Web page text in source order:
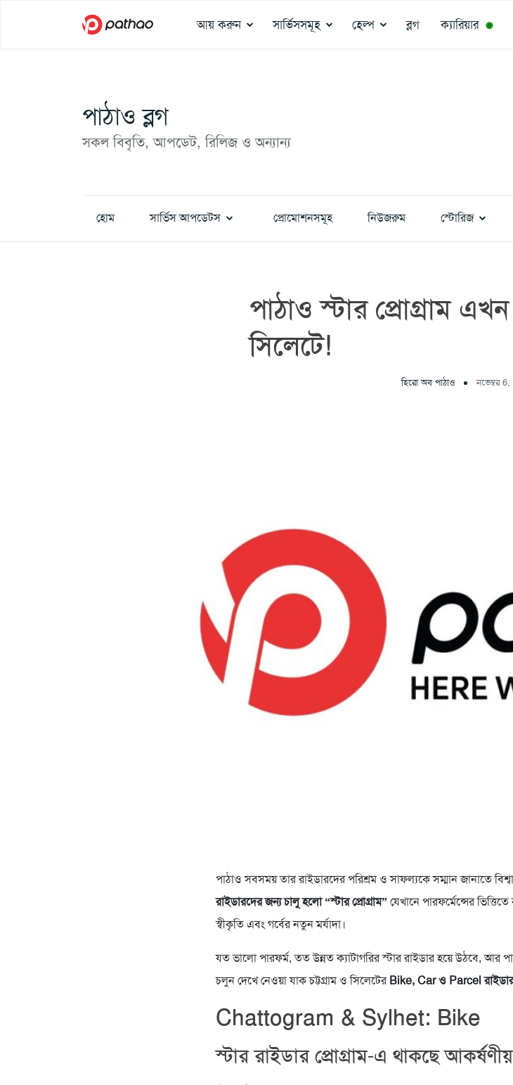
আয় করুন সার্ভিসসমূহ হেল্প ব্লগ ক্যারিয়ার ◉
পাঠাও ব্লগ
সকল বিবৃতি, আপডেট, রিলিজ ও অন্যান্য
হোম সার্ভিস আপডেটস প্রোমোশনসমূহ নিউজরুম স্টোরিজ
পাঠাও স্টার প্রোগ্রাম এখন
সিলেটে!
হিরো অব পাঠাও নভেম্বর
পাঠাও সবসময় তার রাইডারদের পরিশ্রম ও সাফল্যকে সম্মান জানাতে
রাইডারদের জন্য চালু হলো “স্টার প্রোগ্রাম”যেখানে পারফর্মেন্সের
স্বীকৃতি এবং গর্বের নতুন মর্যাদা।
যত ভালো পারফর্ম, তত উন্নত ক্যাটাগরির স্টার রাইডার হয়ে উঠবে, আর
চলুন দেখে নেওয়া যাক চট্টগ্রাম ও সিলেটেরBike, Car ও Parcel
Chattogram & Sylhet: Bike
স্টার রাইডার প্রোগ্রাম-এ থাকছে